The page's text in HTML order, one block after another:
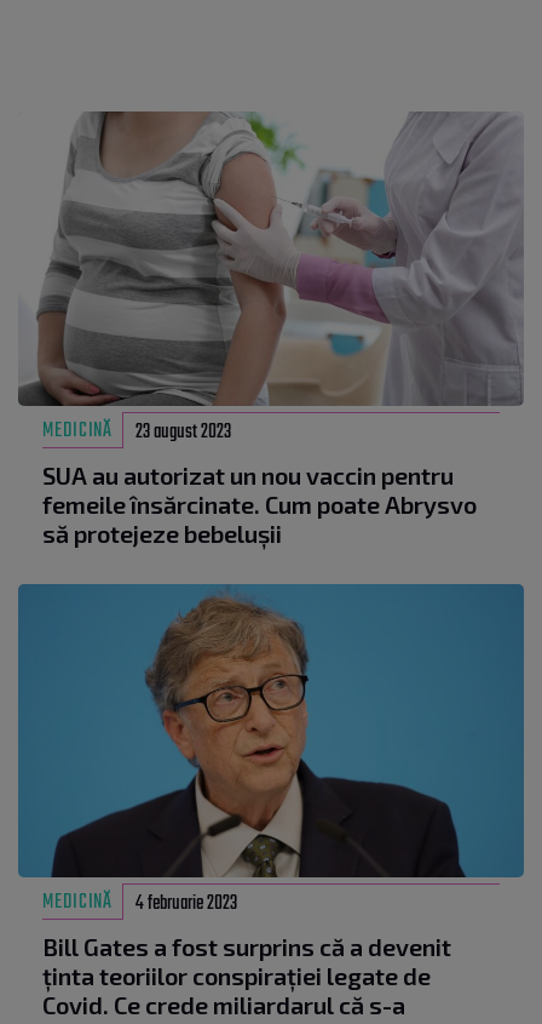
MEDICINĂ 23 august 2023
SUA au autorizat un nou vaccin pentru
femeile însărcinate. Cum poate Abrysvo
să protejeze bebelușii
MEDICINĂ 4 februarie 2023
Bill Gates a fost surprins că a devenit
ținta teoriilor conspirației legate de
Covid. Ce crede miliardarul că s-a